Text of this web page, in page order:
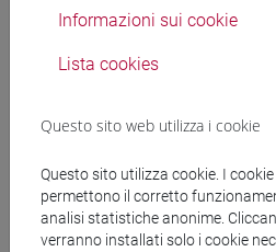
Comunicazioni
Pubblicazioni
CV
Informazioni sui cookie
Lista cookies
Questo sito web utilizza i cookie
Questo sito utilizza cookie. I
permettono il corretto
analisi statistiche anonime.
verranno installati solo i cookie